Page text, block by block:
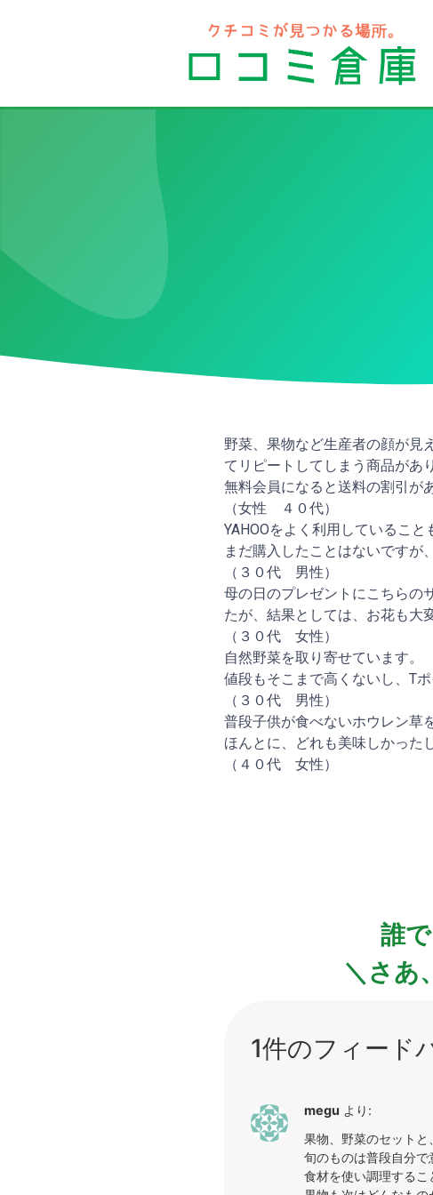
野菜、果物など生産者の顔が見
てリピートしてしまう商品があ
無料会員になると送料の割引が
（女性 ４０代）
YAHOOをよく利用しているこ
まだ購入したことはないですが
（３０代 男性）
母の日のプレゼントにこちらの
たが、結果としては、お花も大
（３０代 女性）
自然野菜を取り寄せています。
値段もそこまで高くないし、T
（３０代 男性）
普段子供が食べないホウレン草
ほんとに、どれも美味しかった
（４０代 女性）
誰
＼さあ
1件のフィード
megu より:
果物、野菜のセットと
旬のものは普段自分
食材を使い調理するこ